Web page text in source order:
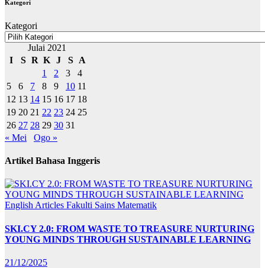
Kategori
Kategori
Julai 2021
I
S R K J S
A
1
2 3
4
5
6 7 8 9 10 11
12 13 14 15 16 17 18
19 20 21 22 23 24 25
26 27 28 29 30 31
« Mei
Ogo »
Artikel Bahasa Inggeris
English Articles Fakulti Sains Matematik
SKI.CY 2.0: FROM WASTE TO TREASURE NURTURING
YOUNG MINDS THROUGH SUSTAINABLE LEARNING
21/12/2025